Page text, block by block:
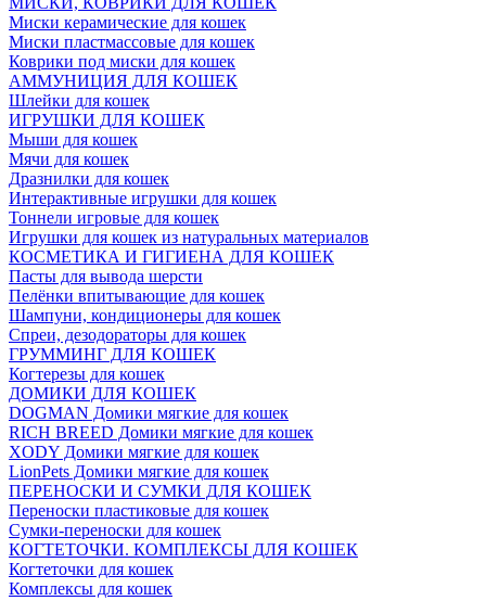
Миски керамические для кошек
Миски пластмассовые для кошек
Коврики под миски для кошек
АММУНИЦИЯ ДЛЯ КОШЕК
Шлейки для кошек
ИГРУШКИ ДЛЯ КОШЕК
Мыши для кошек
Мячи для кошек
Дразнилки для кошек
Интерактивные игрушки для кошек
Тоннели игровые для кошек
Игрушки для кошек из натуральных материалов
КОСМЕТИКА И ГИГИЕНА ДЛЯ КОШЕК
Пасты для вывода шерсти
Пелёнки впитывающие для кошек
Шампуни, кондиционеры для кошек
Спреи, дезодораторы для кошек
ГРУММИНГ ДЛЯ КОШЕК
Когтерезы для кошек
ДОМИКИ ДЛЯ КОШЕК
DOGMAN Домики мягкие для кошек
RICH BREED Домики мягкие для кошек
XODY Домики мягкие для кошек
LionPets Домики мягкие для кошек
ПЕРЕНОСКИ И СУМКИ ДЛЯ КОШЕК
Переноски пластиковые для кошек
Сумки-переноски для кошек
КОГТЕТОЧКИ. КОМПЛЕКСЫ ДЛЯ КОШЕК
Когтеточки для кошек
Комплексы для кошек